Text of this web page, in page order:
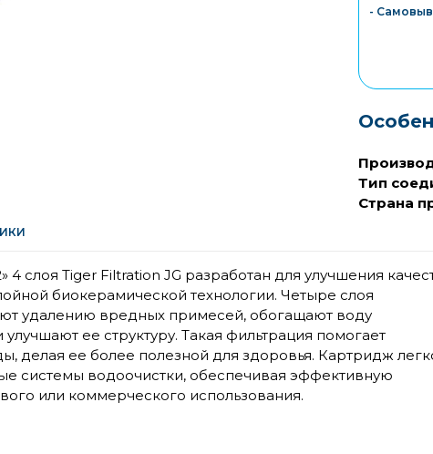
-
Тип
Страна
слоя Tiger Filtration JG разработан для улучшения
биокерамической технологии. Четыре слоя
удалению вредных примесей, обогащают воду
ее структуру. Такая фильтрация помогает
делая ее более полезной для здоровья. Картридж
системы водоочистки, обеспечивая эффективную
или коммерческого использования.